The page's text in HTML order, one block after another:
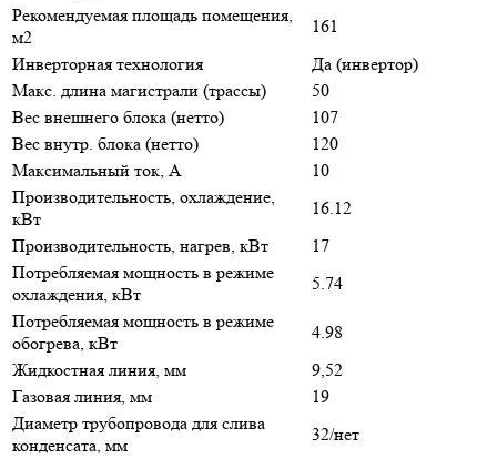
Рекомендуемая площадь помещения,
м2
161
Инверторная технология
Да (инвертор)
Макс. длина магистрали (трассы)
50
Вес внешнего блока (нетто)
107
Вес внутр. блока (нетто)
120
Максимальный ток, А
10
Производительность, охлаждение,
кВт
16.12
Производительность, нагрев, кВт
17
Потребляемая мощность в режиме
охлаждения, кВт
5.74
Потребляемая мощность в режиме
обогрева, кВт
4.98
Жидкостная линия, мм
9,52
Газовая линия, мм
19
Диаметр трубопровода для слива
конденсата, мм
32/нет